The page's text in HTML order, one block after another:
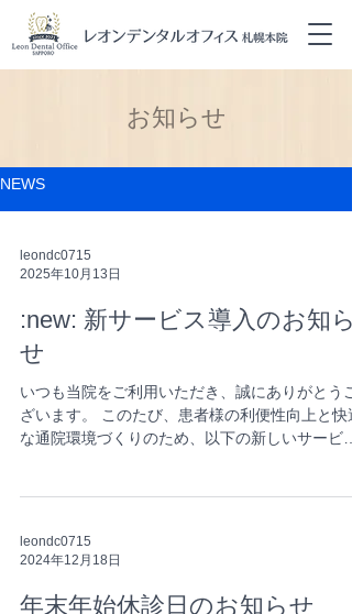
NEWS
leondc0715
2025年10月13日
:new: 新サービス導入のお知ら
せ
いつも当院をご利用いただき、誠にありがとうご
ざいます。 このたび、患者様の利便性向上と快
な通院環境づくりのため、以下の新しいサービス
leondc0715
2024年12月18日
年末年始休診日のお知らせ
お知らせ